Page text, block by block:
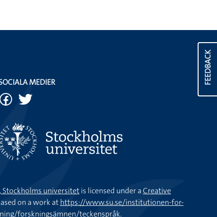
FEEDBACK
MEDIER
universitetis licensed under aCreative
on a work athttps://www.su.se/institutionen-for-
forskningsämnen/teckenspråk.